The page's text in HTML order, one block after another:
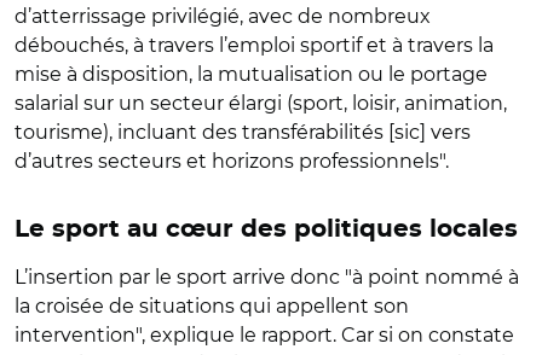
d’atterrissage privilégié, avec de nombreux
débouchés, à travers l’emploi sportif et à travers la
mise à disposition, la mutualisation ou le portage
salarial sur un secteur élargi (sport, loisir, animation,
tourisme), incluant des transférabilités [sic] vers
d’autres secteurs et horizons professionnels".
Le sport au cœur des politiques locales
L’insertion par le sport arrive donc "à point nommé à
la croisée de situations qui appellent son
intervention", explique le rapport. Car si on constate